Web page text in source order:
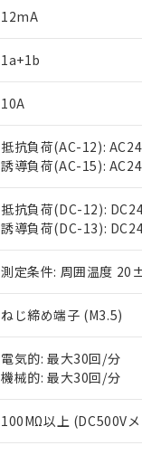
12mA
1a+1b
10A
抵抗負荷(AC-12):
誘導負荷(AC-15):
抵抗負荷(DC-12):
誘導負荷(DC-13):
測定条件: 周囲温度
ねじ締め端子 (M3.5)
電気的: 最大30回/分
機械的: 最大30回/分
100MΩ以上 (DC500V
ご利用条件
以下の条件をお読み
本サービスは
くものです。
当社制御機器
在庫状況およ
のであり、閲
い。
正式な納期状
当社販売員に
オムロン制御
在庫状況およ
す。
ている必要が
お客様が当ウ
が、当社の製
さい。
※当社の共同
対応予定なし：EU
調査・確認中：EU
非該当品：ライセ
仕入先様の事情に
があります。
鉛(Pb) 1000ppm以下、
六価クロム(Cr(Ⅵ))
フタル酸ビス(2-エチル
ル（DBP） 1000ppm以
但し、RoHS指令で産業
フタル酸エステル類の４
※2 対応予定月
部品在庫の切り替
※3 非含有証明書
下記の非含有証明書
「○」：最大均質材
「×」：最大均質材
「－」：未確認で
*中国RoHS10物質の基準
Pb(鉛) :1000ppm、 Hg(
Cr(Ⅵ)(六価クロム) :
DBP(フタル酸ジブチル) :
※2 環境保護使
「ｅ」：有害物質
「10」：通常の使
味します。
「－」：未確認で
当社は、これ
う）を輸出ま
などの必要な
ます。
当社は貴社製
置等に一切使
当社は、貴社
また当社は、
たしません。
記
号
説明
○ 一定数以
△ 一定数に
－
在庫なし
機器販売
空
白
受注生産